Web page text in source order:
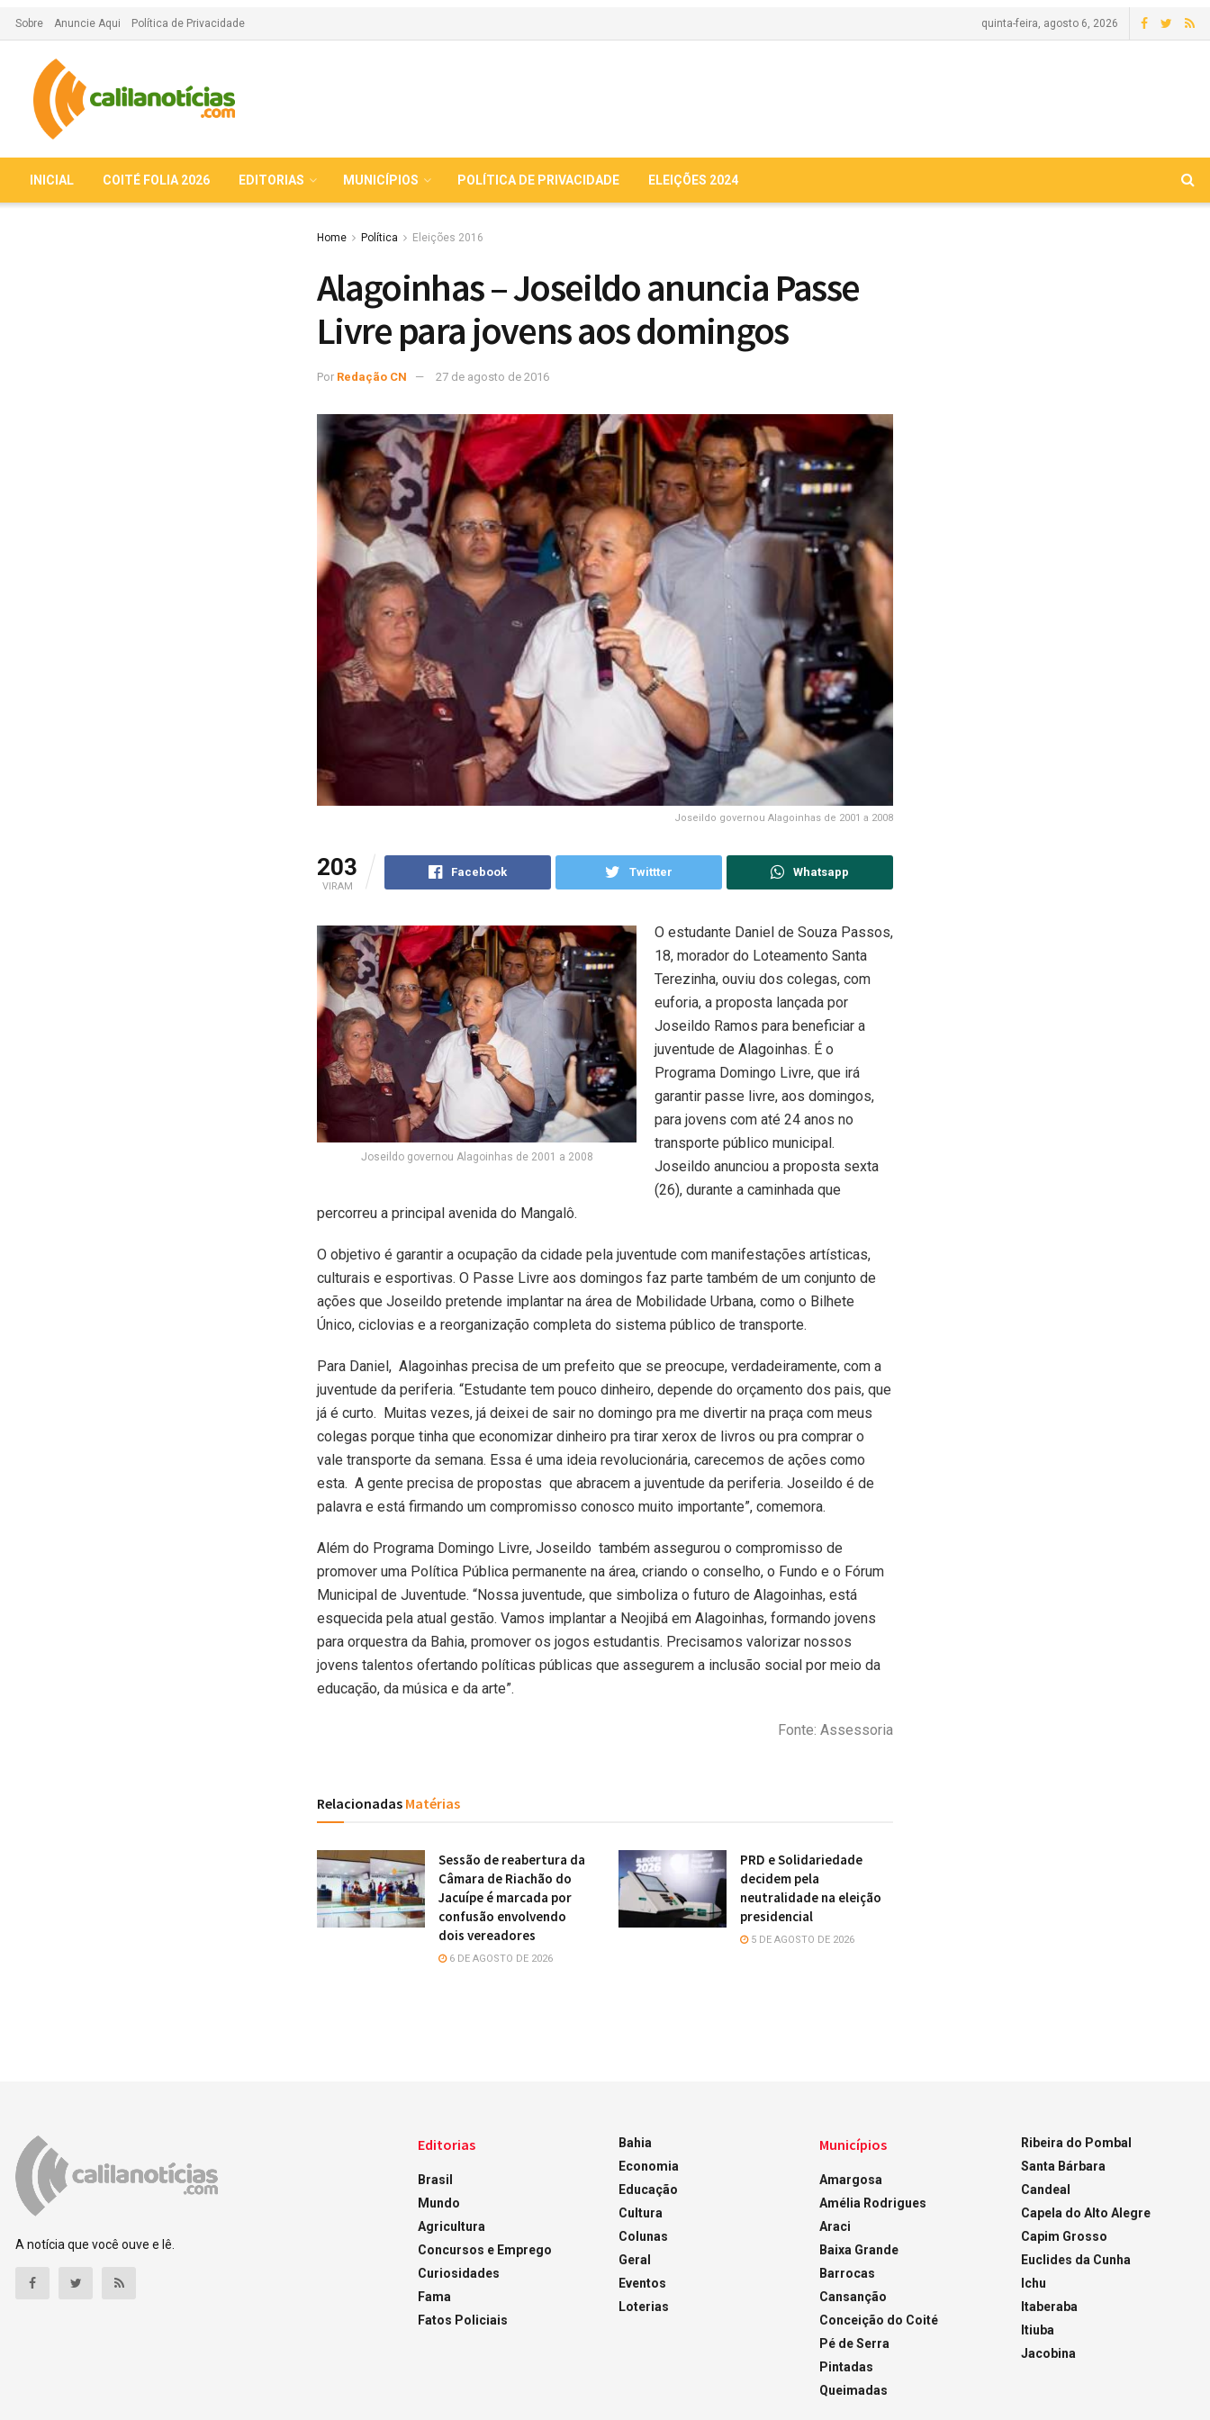
Sobre Anuncie Aqui Política de Privacidade quinta-feira, agosto 6, 2026
INICIAL COITÉ FOLIA 2026 EDITORIAS MUNICÍPIOS POLÍTICA DE PRIVACIDADE ELEIÇÕES 2024
Home Política Eleições 2016
Alagoinhas – Joseildo anuncia Passe
Livre para jovens aos domingos
Por Redação CN 27 de agosto de 2016
Joseildo governou Alagoinhas de 2001 a 2008
203
VIRAM
Facebook Twittter Whatsapp
Joseildo governou Alagoinhas de 2001 a 2008
O estudante Daniel de Souza Passos,
18, morador do Loteamento Santa
Terezinha, ouviu dos colegas, com
euforia, a proposta lançada por
Joseildo Ramos para beneficiar a
juventude de Alagoinhas. É o
Programa Domingo Livre, que irá
garantir passe livre, aos domingos,
para jovens com até 24 anos no
transporte público municipal.
Joseildo anunciou a proposta sexta
(26), durante a caminhada que
percorreu a principal avenida do Mangalô.
O objetivo é garantir a ocupação da cidade pela juventude com manifestações artísticas,
culturais e esportivas. O Passe Livre aos domingos faz parte também de um conjunto de
ações que Joseildo pretende implantar na área de Mobilidade Urbana, como o Bilhete
Único, ciclovias e a reorganização completa do sistema público de transporte.
Para Daniel, Alagoinhas precisa de um prefeito que se preocupe, verdadeiramente, com a
juventude da periferia. “Estudante tem pouco dinheiro, depende do orçamento dos pais, que
já é curto. Muitas vezes, já deixei de sair no domingo pra me divertir na praça com meus
colegas porque tinha que economizar dinheiro pra tirar xerox de livros ou pra comprar o
vale transporte da semana. Essa é uma ideia revolucionária, carecemos de ações como
esta. A gente precisa de propostas que abracem a juventude da periferia. Joseildo é de
palavra e está firmando um compromisso conosco muito importante”, comemora.
Além do Programa Domingo Livre, Joseildo também assegurou o compromisso de
promover uma Política Pública permanente na área, criando o conselho, o Fundo e o Fórum
Municipal de Juventude. “Nossa juventude, que simboliza o futuro de Alagoinhas, está
esquecida pela atual gestão. Vamos implantar a Neojibá em Alagoinhas, formando jovens
para orquestra da Bahia, promover os jogos estudantis. Precisamos valorizar nossos
jovens talentos ofertando políticas públicas que assegurem a inclusão social por meio da
educação, da música e da arte”.
Fonte: Assessoria
Relacionadas Matérias
Sessão de reabertura da
Câmara de Riachão do
Jacuípe é marcada por
confusão envolvendo
dois vereadores
6 DE AGOSTO DE 2026
PRD e Solidariedade
decidem pela
neutralidade na eleição
presidencial
5 DE AGOSTO DE 2026
A notícia que você ouve e lê.
Editorias
Brasil
Mundo
Agricultura
Concursos e Emprego
Curiosidades
Fama
Fatos Policiais
Bahia
Economia
Educação
Cultura
Colunas
Geral
Eventos
Loterias
Municípios
Amargosa
Amélia Rodrigues
Araci
Baixa Grande
Barrocas
Cansanção
Conceição do Coité
Pé de Serra
Pintadas
Queimadas
Ribeira do Pombal
Santa Bárbara
Candeal
Capela do Alto Alegre
Capim Grosso
Euclides da Cunha
Ichu
Itaberaba
Itiuba
Jacobina